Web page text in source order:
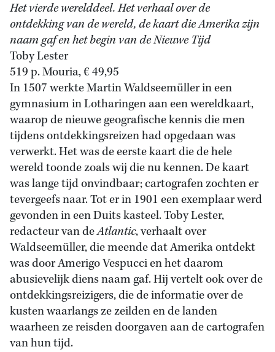
Het vierde werelddeel. Het verhaal over de
ontdekking van de wereld, de kaart die Amerika zijn
naam gaf en het begin van de Nieuwe Tijd
Toby Lester
519 p. Mouria, € 49,95
In 1507 werkte Martin Waldseemüller in een
gymnasium in Lotharingen aan een wereldkaart,
waarop de nieuwe geografische kennis die men
tijdens ontdekkingsreizen had opgedaan was
verwerkt. Het was de eerste kaart die de hele
wereld toonde zoals wij die nu kennen. De kaart
was lange tijd onvindbaar; cartografen zochten er
tevergeefs naar. Tot er in 1901 een exemplaar werd
gevonden in een Duits kasteel. Toby Lester,
redacteur van deAtlantic, verhaalt over
Waldseemüller, die meende dat Amerika ontdekt
was door Amerigo Vespucci en het daarom
abusievelijk diens naam gaf. Hij vertelt ook over de
ontdekkingsreizigers, die de informatie over de
kusten waarlangs ze zeilden en de landen
waarheen ze reisden doorgaven aan de cartografen
van hun tijd.